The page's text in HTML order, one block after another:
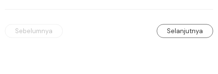
Sebelumnya Selanjutnya